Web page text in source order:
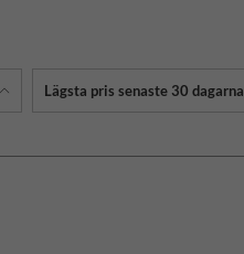
Lägsta pris senaste 30 dagarna